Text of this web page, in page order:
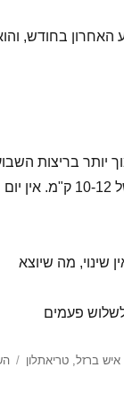
האחרון בחודש,
יותר בריצות
מרחקים. ז"א ריצות של
שינוי, מה שיוצא
פעמים
איש ברזל,טריאתלון